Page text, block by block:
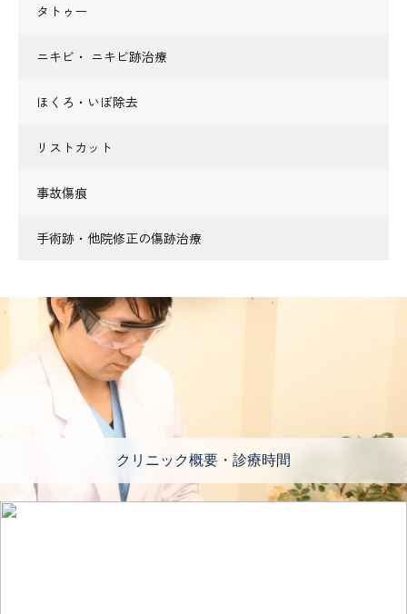
タトゥー
ニキビ・ ニキビ跡治療
ほくろ・いぼ除去
リストカット
事故傷痕
手術跡・他院修正の傷跡治療
クリニック概要・診療時間